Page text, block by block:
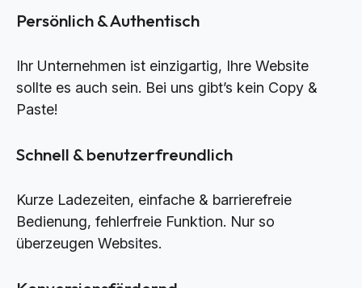
Persönlich & Authentisch
Ihr Unternehmen ist einzigartig, Ihre Website
sollte es auch sein. Bei uns gibt’s kein Copy &
Paste!
Schnell & benutzerfreundlich
Kurze Ladezeiten, einfache & barrierefreie
Bedienung, fehlerfreie Funktion. Nur so
überzeugen Websites.